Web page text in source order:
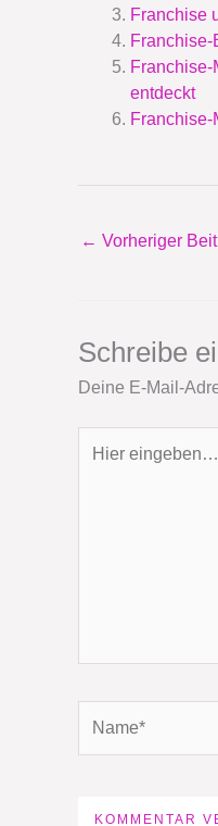
Franchise
entdeckt
← Vorheriger
Schreibe
Deine E-Mail-
eingeben…